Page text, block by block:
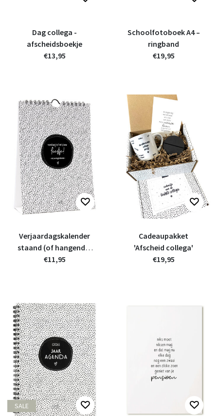
Dag collega -
afscheidsboekje
€13,95
Schoolfotoboek A4 –
ringband
€19,95
Verjaardagskalender
staand (of hangend) -
Vandaag is het jouw
€11,95
Cadeaupakket
'Afscheid collega'
€19,95
SALE